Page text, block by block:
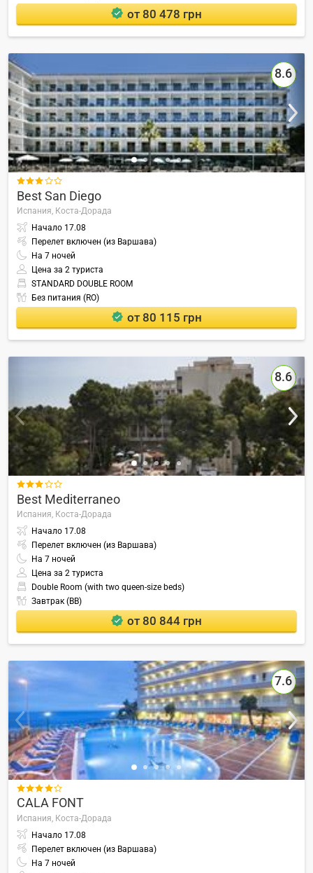
от 80 478 грн
8.6

Best San Diego
Испания, Коста-Дорада
Начало 17.08
Перелет включен (из Варшава)
На 7 ночей
Цена за 2 туриста
STANDARD DOUBLE ROOM
Без питания (RO)
от 80 115 грн
8.6

Best Mediterraneo
Испания, Коста-Дорада
Начало 17.08
Перелет включен (из Варшава)
На 7 ночей
Цена за 2 туриста
Double Room (with two queen-size beds)
Завтрак (BB)
от 80 844 грн
7.6

CALA FONT
Испания, Коста-Дорада
Начало 17.08
Перелет включен (из Варшава)
На 7 ночей